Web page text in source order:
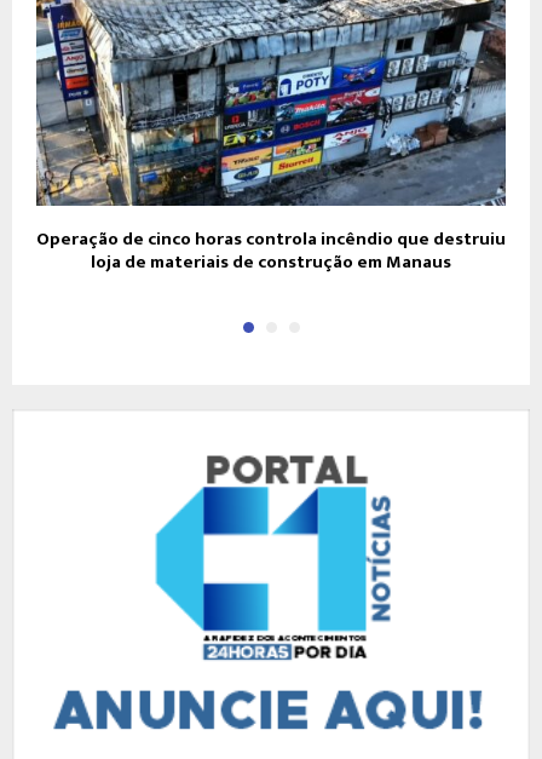
Operação de cinco horas controla incêndio que destruiu
loja de materiais de construção em Manaus